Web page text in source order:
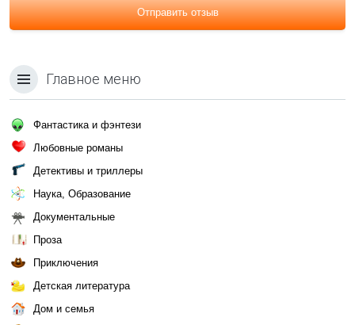
Отправить отзыв
Главное меню
Фантастика и фэнтези
Любовные романы
Детективы и триллеры
Наука, Образование
Документальные
Проза
Приключения
Детская литература
Дом и семья